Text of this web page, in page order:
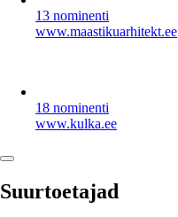
13 nominenti
www.maastikuarhitekt.ee
18 nominenti
www.kulka.ee
Suurtoetajad